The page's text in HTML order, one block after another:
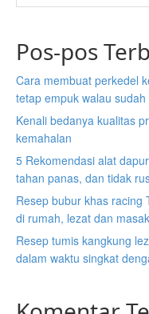
Pos-pos
Cara membuat perkedel
tetap empuk walau
Kenali bedanya kualitas
kemahalan
5 Rekomendasi alat
tahan panas, dan tidak
Resep bubur khas racing
di rumah, lezat dan
Resep tumis kangkung
dalam waktu singkat